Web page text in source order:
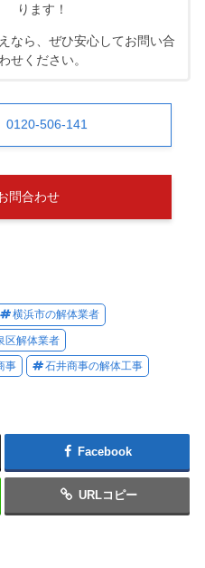
ります！
なら、ぜひ安心してお問い合
わせください。
506-141
問合わせ
横浜市の解体業者
区解体業者
事 石井商事の解体工事
Facebook
URLコピー